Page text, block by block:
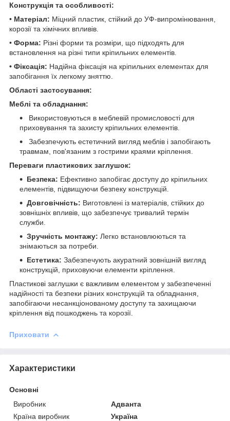
Конструкція та особливості:
• Матеріал: Міцний пластик, стійкий до УФ-випромінювання,
корозії та хімічних впливів.
• Форма: Різні форми та розміри, що підходять для
встановлення на різні типи кріпильних елементів.
• Фіксація: Надійна фіксація на кріпильних елементах для
запобігання їх легкому зняттю.
Області застосування:
Меблі та обладнання:
Використовуються в меблевій промисловості для
приховування та захисту кріпильних елементів.
Забезпечують естетичний вигляд меблів і запобігають
травмам, пов'язаним з гострими краями кріплення.
Переваги пластикових заглушок:
Безпека: Ефективно запобігає доступу до кріпильних
елементів, підвищуючи безпеку конструкцій.
Довговічність: Виготовлені із матеріалів, стійких до
зовнішніх впливів, що забезпечує тривалий термін
служби.
Зручність монтажу: Легко встановлюються та
знімаються за потреби.
Естетика: Забезпечують акуратний зовнішній вигляд
конструкцій, приховуючи елементи кріплення.
Пластикові заглушки є важливим елементом у забезпеченні
надійності та безпеки різних конструкцій та обладнання,
запобігаючи несанкціонованому доступу та захищаючи
кріплення від пошкоджень та корозії.
Приховати
Характеристики
Основні
Виробник
Адванта
Країна виробник
Україна